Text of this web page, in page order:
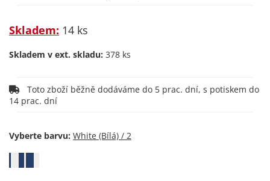
Skladem: 14 ks
Skladem v ext. skladu: 378 ks
14 prac. dní
Vyberte barvu: